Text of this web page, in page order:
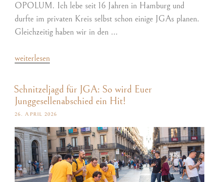
OPOLUM. Ich lebe seit 16 Jahren in Hamburg und
durfte im privaten Kreis selbst schon einige JGAs planen.
Gleichzeitig haben wir in den …
weiterlesen
Schnitzeljagd für JGA: So wird Euer
Junggesellenabschied ein Hit!
26. APRIL 2026